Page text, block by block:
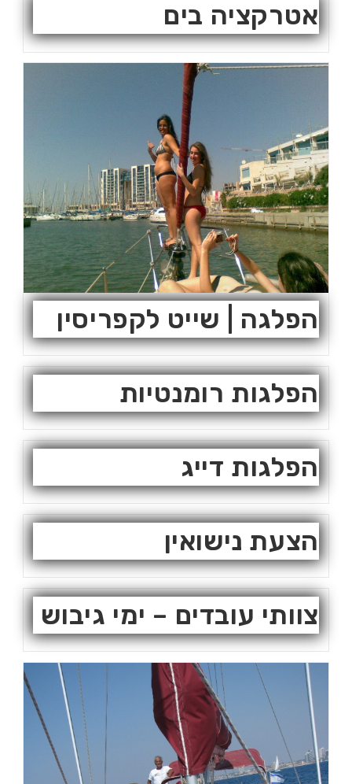
אטרקציה בים
הפלגה | שייט לקפריסין
הפלגות רומנטיות
הפלגות דייג
הצעת נישואין
צוותי עובדים – ימי גיבוש